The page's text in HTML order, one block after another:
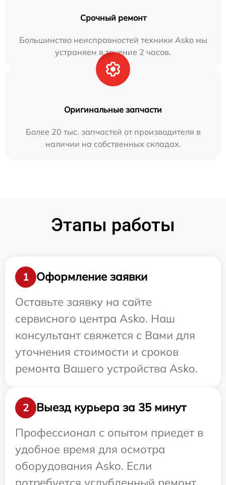
Срочный ремонт
Большинство неисправностей техники Asko мы
устраняем в течение 2 часов.
Оригинальные запчасти
Более 20 тыс. запчастей от производителя в
наличии на собственных складах.
Этапы работы
1
Оформление заявки
Оставьте заявку на сайте
сервисного центра Asko. Наш
консультант свяжется с Вами для
уточнения стоимости и сроков
ремонта Вашего устройства Asko.
2
Выезд курьера за 35 минут
Профессионал с опытом приедет в
удобное время для осмотра
оборудования Asko. Если